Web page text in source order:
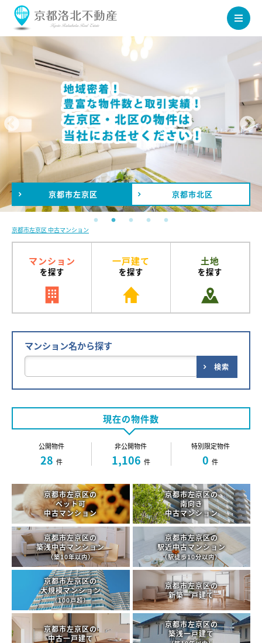
京都市左京区 京都市北区
京都市左京区 中古マンション
マンション
を探す
一戸建て
を探す
土地
を探す
マンション名から探す
検索
現在の物件数
公開物件
28 件
非公開物件
1,106 件
特別限定物件
0 件
京都市左京区の
ペット可
中古マンション
京都市左京区の
南向き
中古マンション
京都市左京区の
築浅中古マンション
（築10年以内）
京都市左京区の
駅近中古マンション
（駅徒歩10分以内）
京都市左京区の
大規模マンション
（100戸超）
京都市左京区の
新築一戸建て
京都市左京区の
中古一戸建て
京都市左京区の
築浅一戸建て